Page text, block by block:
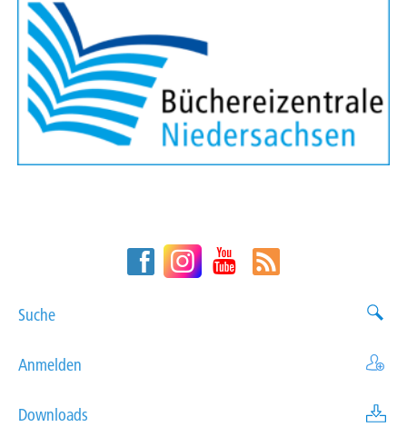
Suche
Anmelden
Downloads